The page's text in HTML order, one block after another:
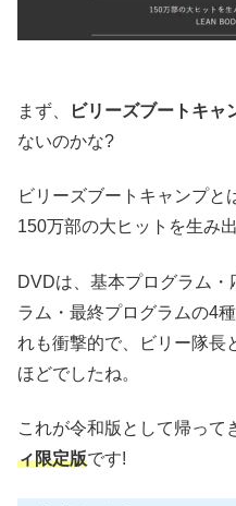
まず、 ビリーズブートキャ
ないのかな?
ビリーズブートキャンプと
150万部の大ヒットを生み
DVDは、基本プログラム
ラム・最終プログラムの4
れも衝撃的で、ビリー隊長
ほどでしたね。
これが令和版として帰って
ィ限定版です!